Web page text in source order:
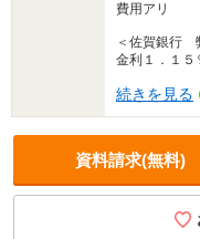
費用アリ
＜佐賀銀行
金利１．１
続きを見る
資料請求(無料)